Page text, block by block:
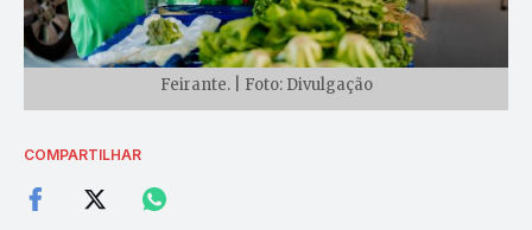
Feirante. | Foto: Divulgação
COMPARTILHAR